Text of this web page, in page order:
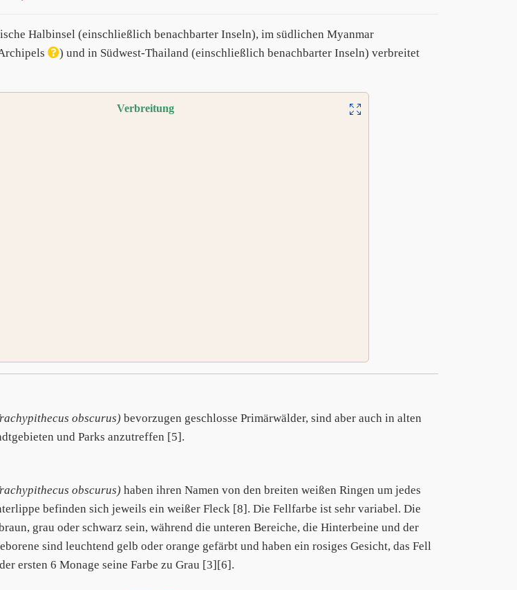
Halbinsel (einschließlich benachbarter Inseln), im südlichen Myanmar
) und in Südwest-Thailand (einschließlich benachbarter Inseln) verbreitet
Verbreitung
obscurus) bevorzugen geschlosse Primärwälder, sind aber auch in alten
und Parks anzutreffen [5].
obscurus) haben ihren Namen von den breiten weißen Ringen um jedes
befinden sich jeweils ein weißer Fleck [8]. Die Fellfarbe ist sehr variabel. Die
grau oder schwarz sein, während die unteren Bereiche, die Hinterbeine und der
sind leuchtend gelb oder orange gefärbt und haben ein rosiges Gesicht, das Fell
ersten 6 Monage seine Farbe zu Grau [3][6].